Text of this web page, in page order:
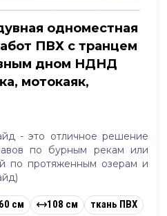
одноместная
ПВХ с транцем
дном НДНД
мотокаяк,
- это отличное решение
по бурным рекам или
по протяженным озерам и
см 108 см ткань ПВХ